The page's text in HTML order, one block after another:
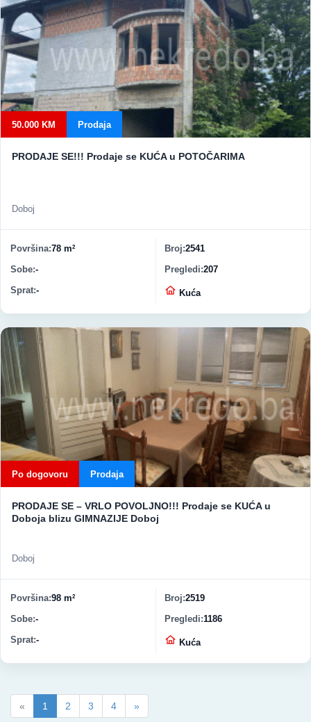
50.000 KM Prodaja
PRODAJE SE!!! Prodaje se KUĆA u POTOČARIMA
Doboj
Površina 78 m2 Broj 2541
Sobe - Pregledi 207
Sprat - Vrsta nekretnine
Kuća
Po dogovoru Prodaja
PRODAJE SE – VRLO POVOLJNO!!! Prodaje se KUĆA u
Doboja blizu GIMNAZIJE Doboj
Doboj
Površina 98 m2 Broj 2519
Sobe - Pregledi 1186
Sprat - Vrsta nekretnine
Kuća
« 1 2 3 4 »